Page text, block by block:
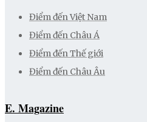
Điểm đến Việt Nam
Điểm đến Châu Á
Điểm đến Thế giới
Điểm đến Châu Âu
E. Magazine